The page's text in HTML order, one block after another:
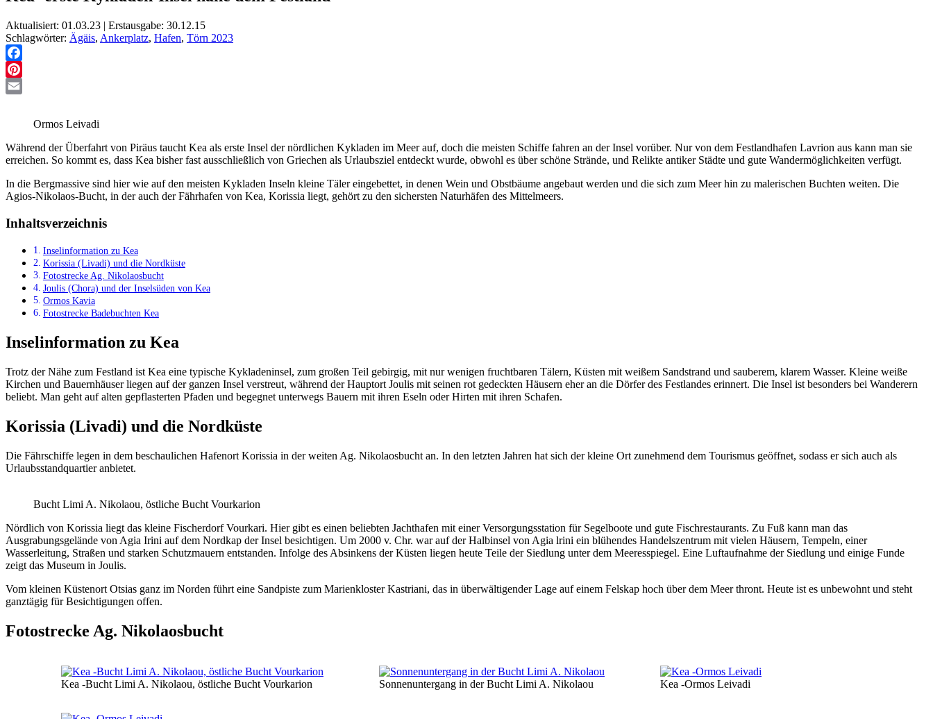
Aktualisiert: 01.03.23 | Erstausgabe: 30.12.15
Schlagwörter: Ägäis, Ankerplatz, Hafen, Törn 2023
Facebook
Pinterest
Ormos Leivadi
Während der Überfahrt von Piräus taucht Kea als erste Insel der nördlichen Kykladen im Meer auf, doch die meisten Schiffe fahren an der Insel vorüber. Nur von dem Festlandhafen Lavrion aus kann man sie
erreichen. So kommt es, dass Kea bisher fast ausschließlich von Griechen als Urlaubsziel entdeckt wurde, obwohl es über schöne Strände, und Relikte antiker Städte und gute Wandermöglichkeiten verfügt.
In die Bergmassive sind hier wie auf den meisten Kykladen Inseln kleine Täler eingebettet, in denen Wein und Obstbäume angebaut werden und die sich zum Meer hin zu malerischen Buchten weiten. Die
Agios-Nikolaos-Bucht, in der auch der Fährhafen von Kea, Korissia liegt, gehört zu den sichersten Naturhäfen des Mittelmeers.
Inhaltsverzeichnis
Inselinformation zu Kea
Korissia (Livadi) und die Nordküste
Fotostrecke Ag. Nikolaosbucht
Joulis (Chora) und der Inselsüden von Kea
Ormos Kavia
Fotostrecke Badebuchten Kea
Inselinformation zu Kea
Trotz der Nähe zum Festland ist Kea eine typische Kykladeninsel, zum großen Teil gebirgig, mit nur wenigen fruchtbaren Tälern, Küsten mit weißem Sandstrand und sauberem, klarem Wasser. Kleine weiße
Kirchen und Bauernhäuser liegen auf der ganzen Insel verstreut, während der Hauptort Joulis mit seinen rot gedeckten Häusern eher an die Dörfer des Festlandes erinnert. Die Insel ist besonders bei Wanderern
beliebt. Man geht auf alten gepflasterten Pfaden und begegnet unterwegs Bauern mit ihren Eseln oder Hirten mit ihren Schafen.
Korissia (Livadi) und die Nordküste
Die Fährschiffe legen in dem beschaulichen Hafenort Korissia in der weiten Ag. Nikolaosbucht an. In den letzten Jahren hat sich der kleine Ort zunehmend dem Tourismus geöffnet, sodass er sich auch als
Urlaubsstandquartier anbietet.
Bucht Limi A. Nikolaou, östliche Bucht Vourkarion
Nördlich von Korissia liegt das kleine Fischerdorf Vourkari. Hier gibt es einen beliebten Jachthafen mit einer Versorgungsstation für Segelboote und gute Fischrestaurants. Zu Fuß kann man das
Ausgrabungsgelände von Agia Irini auf dem Nordkap der Insel besichtigen. Um 2000 v. Chr. war auf der Halbinsel von Agia lrini ein blühendes Handelszentrum mit vielen Häusern, Tempeln, einer
Wasserleitung, Straßen und starken Schutzmauern entstanden. Infolge des Absinkens der Küsten liegen heute Teile der Siedlung unter dem Meeresspiegel. Eine Luftaufnahme der Siedlung und einige Funde
zeigt das Museum in Joulis.
Vom kleinen Küstenort Otsias ganz im Norden führt eine Sandpiste zum Marienkloster Kastriani, das in überwältigender Lage auf einem Felskap hoch über dem Meer thront. Heute ist es unbewohnt und steht
ganztägig für Besichtigungen offen.
Fotostrecke Ag. Nikolaosbucht
Kea -Bucht Limi A. Nikolaou, östliche Bucht Vourkarion Sonnenuntergang in der Bucht Limi A. Nikolaou Kea -Ormos Leivadi